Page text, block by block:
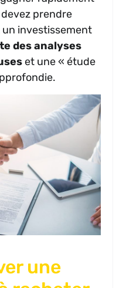
devez prendre
un investissement
des analyses
et une « étude
une